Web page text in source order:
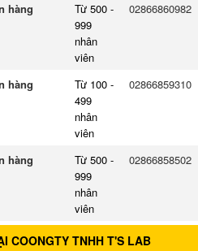
hàng
Từ 500 -
999
nhân
viên
02866860982
hàng
Từ 100 -
499
nhân
viên
02866859310
hàng
Từ 500 -
999
nhân
viên
02866858502
COONGTY TNHH T'S LAB